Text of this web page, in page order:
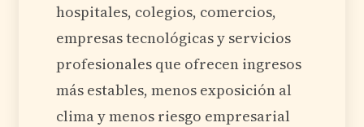
hospitales, colegios, comercios,
empresas tecnológicas y servicios
profesionales que ofrecen ingresos
más estables, menos exposición al
clima y menos riesgo empresarial